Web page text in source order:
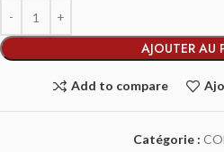
AJOUTER AU
Add to compare
Catégorie :